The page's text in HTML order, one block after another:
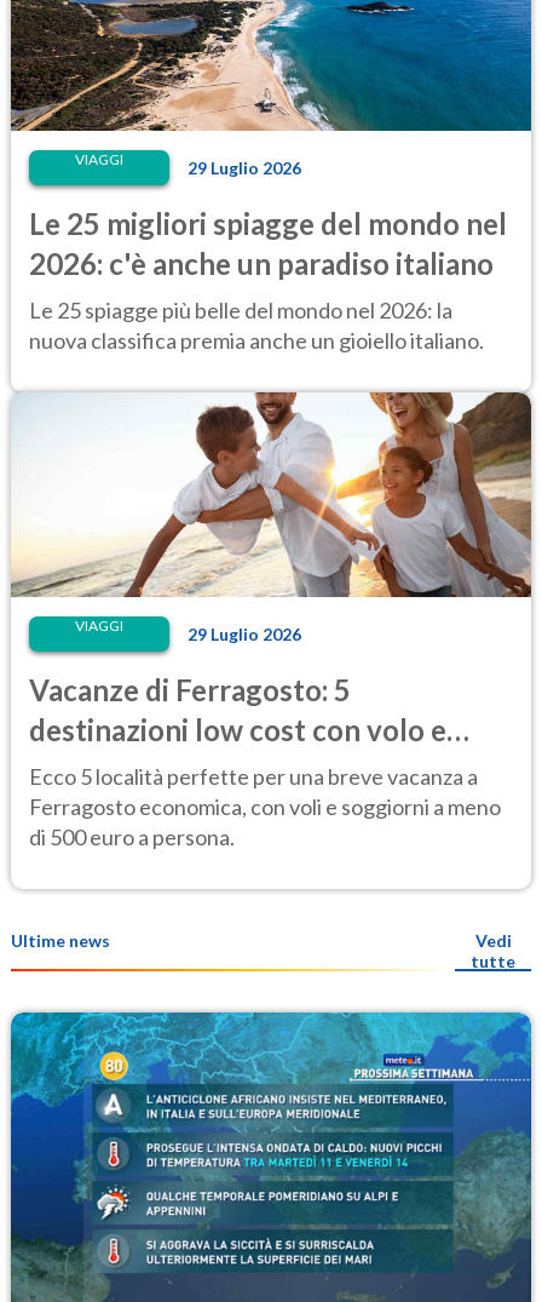
VIAGGI 29 Luglio 2026
Le 25 migliori spiagge del mondo nel
2026: c'è anche un paradiso italiano
Le 25 spiagge più belle del mondo nel 2026: la
nuova classifica premia anche un gioiello italiano.
VIAGGI 29 Luglio 2026
Vacanze di Ferragosto: 5
destinazioni low cost con volo e
hotel sotto i 500 euro
Ecco 5 località perfette per una breve vacanza a
Ferragosto economica, con voli e soggiorni a meno
di 500 euro a persona.
Ultime news
Vedi
tutte